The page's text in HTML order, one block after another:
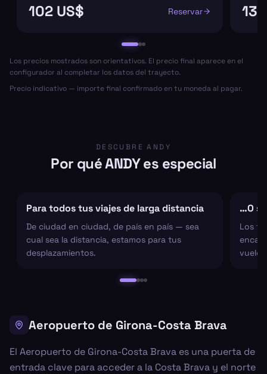
102 US$ Reservar
Los precios mostrados son orientativos. El precio final aparece en el
configurador al completar los datos del trayecto.
Precio indicativo — importe final confirmado en tu moneda al pagar.
DESCUBRE ANDY
Por qué ANDY es especial
Para todos tus viajes de larga distancia
De ciudad en ciudad, de país en país — sea
cual sea la distancia, estamos para tus
desplazamientos.
…O
Los
vuelo
Aeropuerto de Girona-Costa Brava
El Aeropuerto de Girona-Costa Brava es una puerta de
entrada clave para acceder a la Costa Brava y el norte